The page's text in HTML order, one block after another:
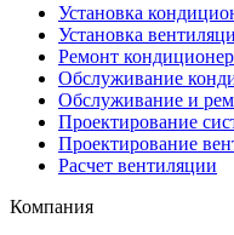
Установка
Установка
Ремонт
Обслуживание
Обслуживание и
Проектирование
Проектирование
Расчет вентиляции
Компания